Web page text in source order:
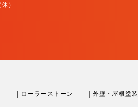
）
ローラーストーン 外壁・屋根塗装